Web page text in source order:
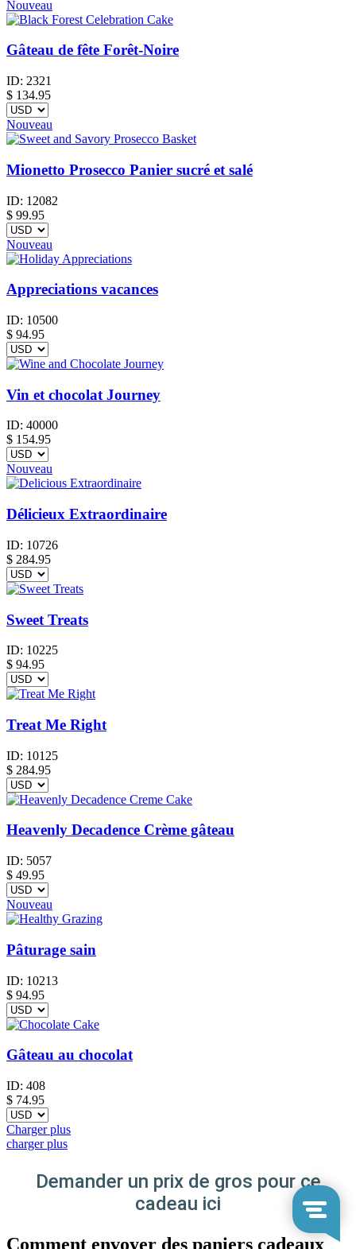
Nouveau
Gâteau de fête Forêt-Noire
ID: 2321
$ 134.95
Nouveau
Mionetto Prosecco Panier sucré et salé
ID: 12082
$ 99.95
Nouveau
Appreciations vacances
ID: 10500
$ 94.95
Vin et chocolat Journey
ID: 40000
$ 154.95
Nouveau
Délicieux Extraordinaire
ID: 10726
$ 284.95
Sweet Treats
ID: 10225
$ 94.95
Treat Me Right
ID: 10125
$ 284.95
Heavenly Decadence Crème gâteau
ID: 5057
$ 49.95
Nouveau
Pâturage sain
ID: 10213
$ 94.95
Gâteau au chocolat
ID: 408
$ 74.95
Charger plus
charger plus
Demander un prix de gros pour ce
cadeau ici
Comment envoyer des paniers cadeaux